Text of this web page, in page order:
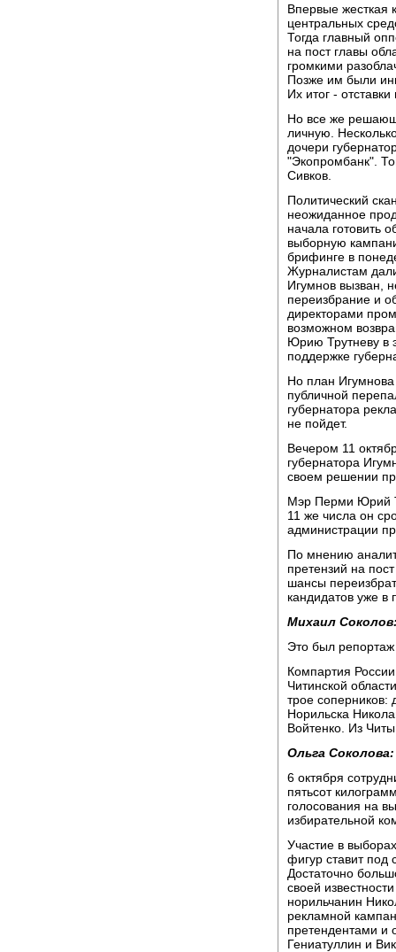
Впервые жесткая
центральных
Тогда главный
на пост главы
громкими
Позже им были
Их итог -
Но все же
личную.
дочери
"Экопромбанк".
Сивков.
Политический
неожиданное
начала готовить
выборную
брифинге в
Журналистам
Игумнов вызван,
переизбрание и
директорами
возможном
Юрию Трутневу в
поддержке
Но план Игумнова
публичной
губернатора
не пойдет.
Вечером 11
губернатора
своем решении
Мэр Перми Юрий
11 же числа он
администрации
По мнению
претензий на
шансы
кандидатов уже в
Михаил
Это был
Компартия
Читинской
трое соперников:
Норильска
Войтенко. Из
Ольга Соколова:
6 октября
пятьсот
голосования на
избирательной
Участие в
фигур ставит под
Достаточно
своей
норильчанин
рекламной
претендентами и
Гениатуллин и